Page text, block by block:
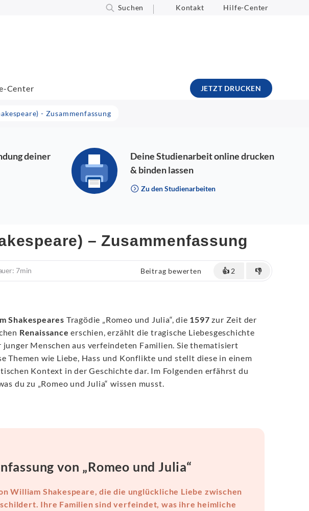
Suchen Kontakt Hilfe-Center
Center JETZT DRUCKEN
- Zusammenfassung
deiner
Deine Studienarbeit online drucken
& binden lassen
Zu den Studienarbeiten
– Zusammenfassung
7min Beitrag bewerten 👍 2 👎
Shakespeares Tragödie „Romeo und Julia“, die 1597 zur Zeit der
Renaissance erschien, erzählt die tragische Liebesgeschichte
junger Menschen aus verfeindeten Familien. Sie thematisiert
Themen wie Liebe, Hass und Konflikte und stellt diese in einem
Kontext in der Geschichte dar. Im Folgenden erfährst du
du zu „Romeo und Julia“ wissen musst.
von „Romeo und Julia“
William Shakespeare, die die unglückliche Liebe zwischen
Ihre Familien sind verfeindet, was ihre heimliche